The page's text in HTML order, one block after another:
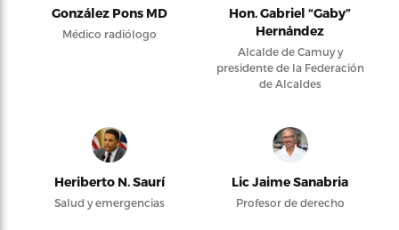
González Pons MD
Médico radiólogo
Hon. Gabriel “Gaby”
Hernández
Alcalde de Camuy y
presidente de la Federación
de Alcaldes
Heriberto N. Saurí
Salud y emergencias
Lic Jaime Sanabria
Profesor de derecho